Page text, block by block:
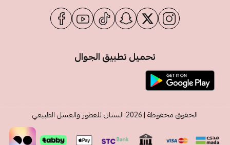
تحميل تطبيق الجوال
الحقوق محفوظة | 2026 السنان للعطور والعسل الطبيعي